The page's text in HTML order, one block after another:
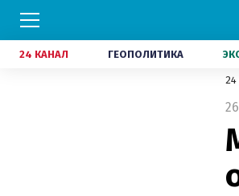
24 КАНАЛ ГЕОПОЛИТИКА
24